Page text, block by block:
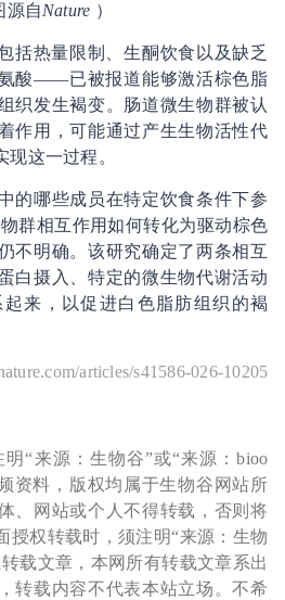
源自Nature ）
热量限制、生酮饮食以及缺乏
酸——已被报道能够激活棕色脂
织发生褐变。肠道微生物群被认
作用，可能通过产生生物活性代
这一过程。
的哪些成员在特定饮食条件下参
群相互作用如何转化为驱动棕色
不明确。该研究确定了两条相互
白摄入、特定的微生物代谢活动
来，以促进白色脂肪组织的褐
articles/s41586-026-10205
“来源：生物谷”或“来源：bioo
资料，版权均属于生物谷网站所
、网站或个人不得转载，否则将
授权转载时，须注明“来源：生物
载文章，本网所有转载文章系出
转载内容不代表本站立场。不希